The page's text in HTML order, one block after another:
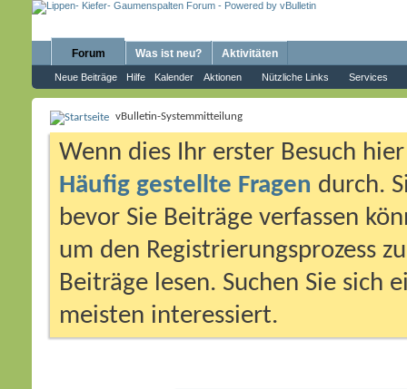
Forum
Neue Beiträge Hilfe Kalender Aktionen Nützliche Links Services
Was ist neu? Aktivitäten
vBulletin-Systemmitteilung
Wenn dies Ihr erster Besuch
Häufig gestellte Fragen durch.
bevor Sie Beiträge verfassen
um den Registrierungsprozess
Beiträge lesen. Suchen Sie sich
meisten interessiert.